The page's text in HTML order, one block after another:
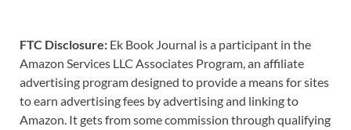
FTC Disclosure: Ek Book Journal is a participant in the
Amazon Services LLC Associates Program, an affiliate
advertising program designed to provide a means for sites
to earn advertising fees by advertising and linking to
Amazon. It gets from some commission through qualifying